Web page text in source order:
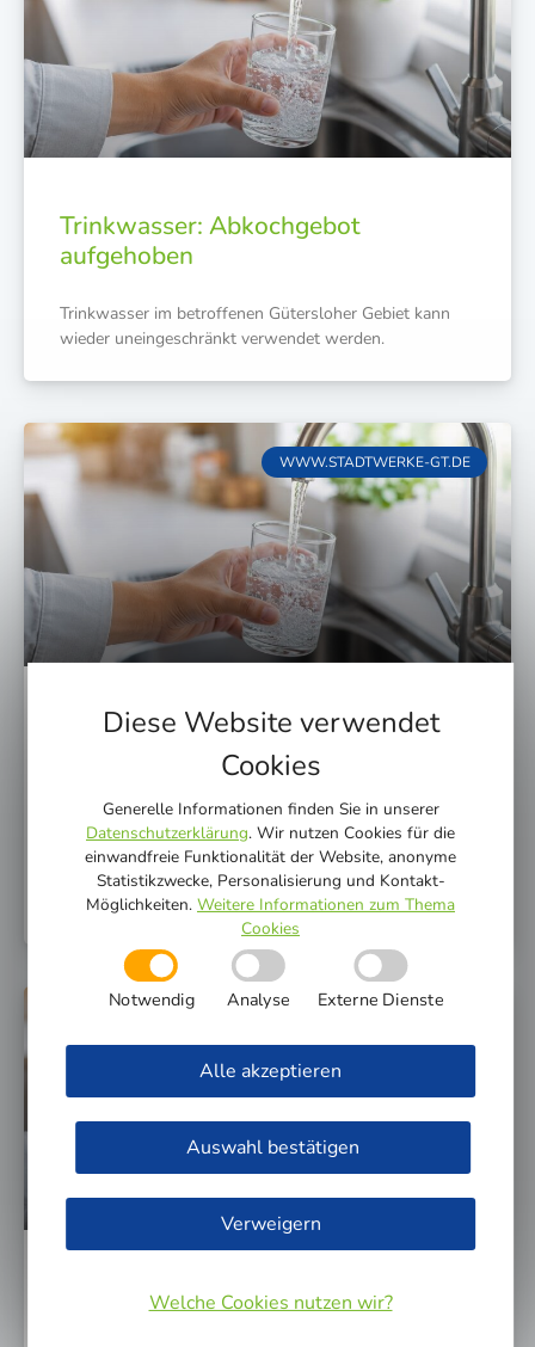
Trinkwasser: Abkochgebot
aufgehoben
Trink­was­ser im betrof­fe­nen Güters­lo­her Gebiet kann
wie­der unein­ge­schränkt ver­wen­det werden.
WWW.STADTWERKE-GT.DE
Trinkwasser: Gesundheitsamt des
Kreises Gütersloh spricht
Abkochgebot aus
Bei einer Trink­was­ser-Bepro­bung ist in einem Teil des
Trink­was­ser­net­zes der Stadt­wer­ke Güters­loh eine
Keim­be­las­tung fest­ge­stellt worden.
Vorsichtsmaßnahme: Stadtwerke
Diese Website verwendet
Cookies
Generelle Informationen finden Sie in unserer
Datenschutzerklärung. Wir nutzen Cookies für die
einwandfreie Funktionalität der Website, anonyme
Statistikzwecke, Personalisierung und Kontakt-
Möglichkeiten. Weitere Informationen zum Thema
Cookies
Notwendig Analyse Externe Dienste
Auswahl bestätigen
Verweigern
Alle akzeptieren
Welche Cookies nutzen wir?